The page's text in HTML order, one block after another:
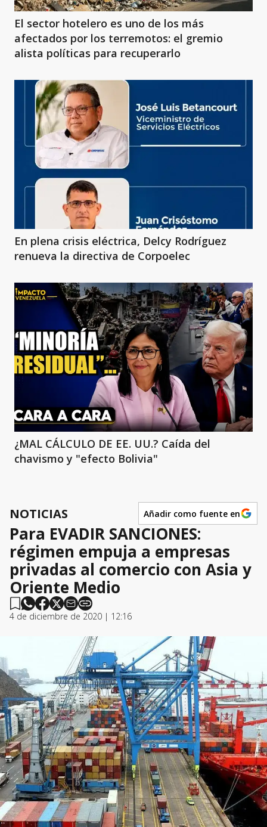
El sector hotelero es uno de los más
afectados por los terremotos: el gremio
alista políticas para recuperarlo
En plena crisis eléctrica, Delcy Rodríguez
renueva la directiva de Corpoelec
¿MAL CÁLCULO DE EE. UU.? Caída del
chavismo y "efecto Bolivia"
NOTICIAS Añadir como fuente en
Para EVADIR SANCIONES:
régimen empuja a empresas
privadas al comercio con Asia y
Oriente Medio
4 de diciembre de 2020 | 12:16